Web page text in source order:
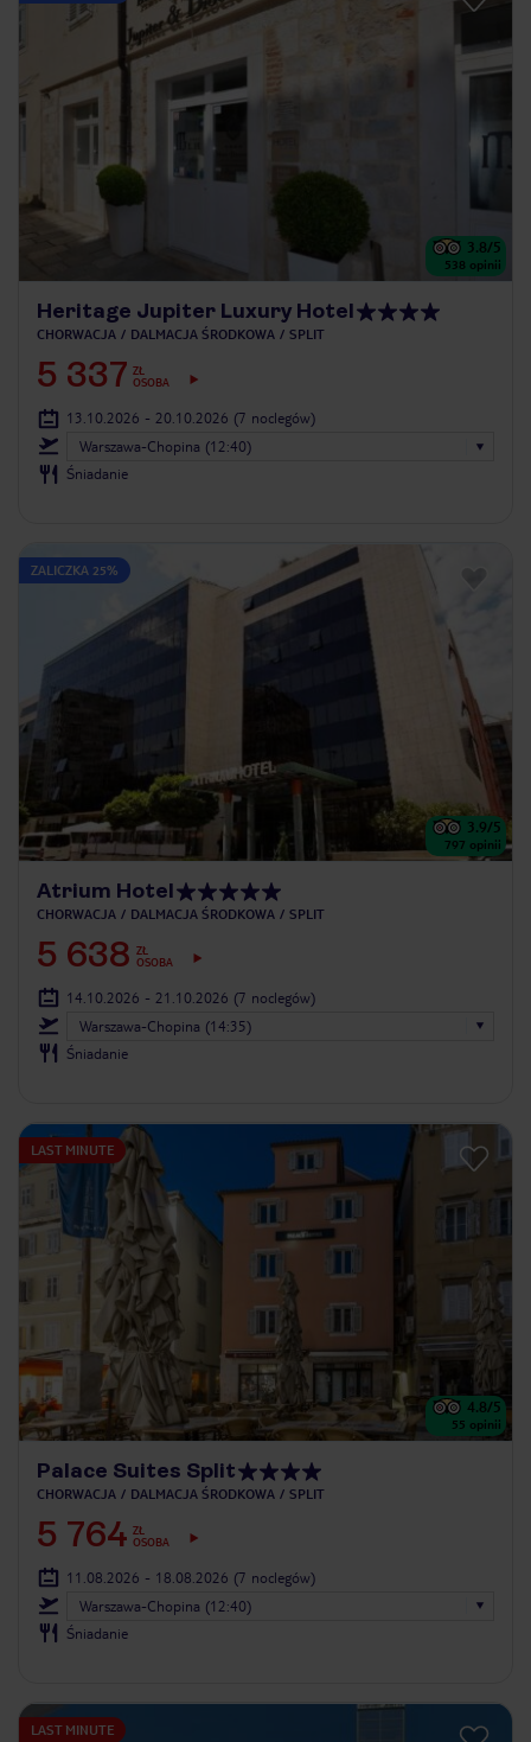
3.8/5
538 opinii
Heritage Jupiter Luxury Hotel
CHORWACJA DALMACJA ŚRODKOWA SPLIT
5 337 ZŁ
OSOBA
13.10.2026 - 20.10.2026 (7 noclegów)
Warszawa-Chopina (12:40)
Śniadanie
ZALICZKA 25%
3.9/5
797 opinii
Atrium Hotel
CHORWACJA DALMACJA ŚRODKOWA SPLIT
5 638 ZŁ
OSOBA
14.10.2026 - 21.10.2026 (7 noclegów)
Warszawa-Chopina (14:35)
Śniadanie
LAST MINUTE
4.8/5
55 opinii
Palace Suites Split
CHORWACJA DALMACJA ŚRODKOWA SPLIT
5 764 ZŁ
OSOBA
11.08.2026 - 18.08.2026 (7 noclegów)
Warszawa-Chopina (12:40)
Śniadanie
LAST MINUTE